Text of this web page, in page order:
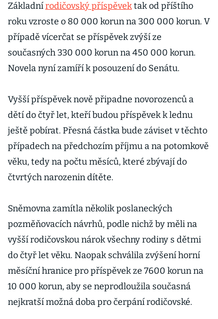
Základnírodičovský příspěvektak od příštího
roku vzroste o 80 000 korun na 300 000 korun. V
případě vícerčat se příspěvek zvýší ze
současných 330 000 korun na 450 000 korun.
Novela nyní zamíří k posouzení do Senátu.
Vyšší příspěvek nově připadne novorozenců a
dětí do čtyř let, kteří budou příspěvek k lednu
ještě pobírat. Přesná částka bude záviset v těchto
případech na předchozím příjmu a na potomkově
věku, tedy na počtu měsíců, které zbývají do
čtvrtých narozenin dítěte.
Sněmovna zamítla několik poslaneckých
pozměňovacích návrhů, podle nichž by měli na
vyšší rodičovskou nárok všechny rodiny s dětmi
do čtyř let věku. Naopak schválila zvýšení horní
měsíční hranice pro příspěvek ze 7600 korun na
10 000 korun, aby se neprodloužila současná
nejkratší možná doba pro čerpání rodičovské.